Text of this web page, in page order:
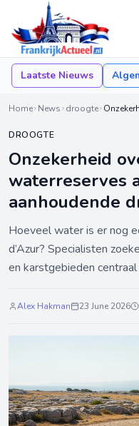
Laatste Nieuws
Home News droogte
DROOGTE
Onzekerheid
waterreserves
aanhoudende
Hoeveel water is er nog
d’Azur? Specialisten
en karstgebieden
Alex Hakman 23 June 2026